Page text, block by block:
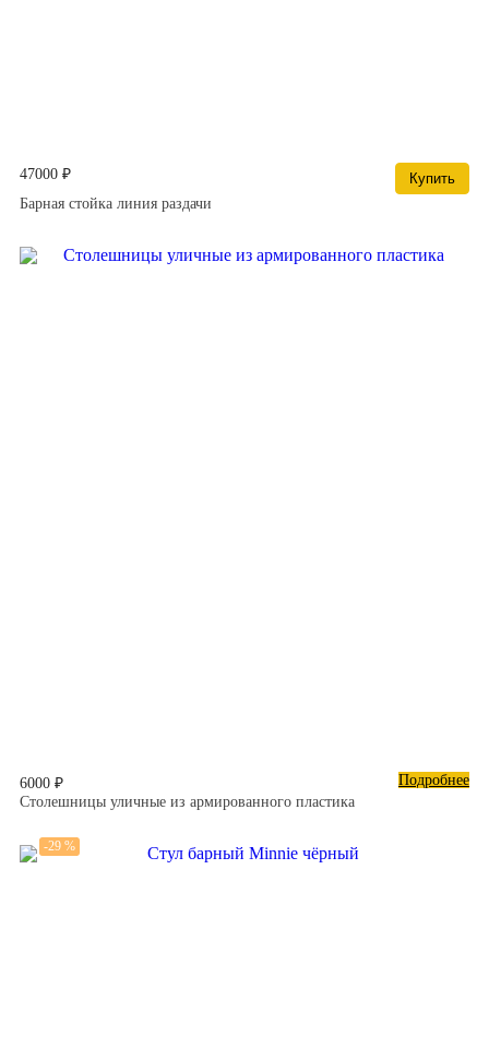
47000 ₽
Купить
Барная стойка линия раздачи
6000 ₽
Подробнее
Столешницы уличные из армированного пластика
-29 %